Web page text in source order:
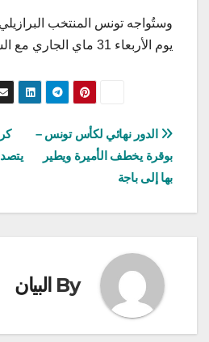
وستُواجه تونس المنتخب
يوم الأربعاء 31 ماي الجاري مع السادسة ونصف مساءً.
تصفّح
المقالات
الدور نهائي لكأس تونس –
بوقرة يخطف الأميرة ويطير
بها إلى باجة
By البيان